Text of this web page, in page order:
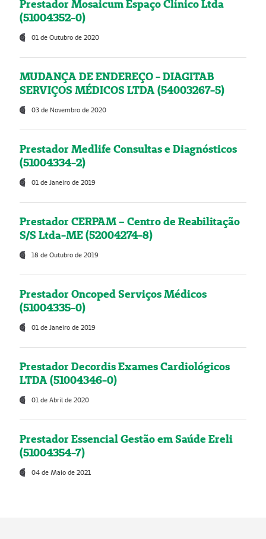
Prestador Mosaicum Espaço Clínico Ltda
(51004352-0)
01 de Outubro de 2020
MUDANÇA DE ENDEREÇO - DIAGITAB
SERVIÇOS MÉDICOS LTDA (54003267-5)
03 de Novembro de 2020
Prestador Medlife Consultas e Diagnósticos
(51004334-2)
01 de Janeiro de 2019
Prestador CERPAM – Centro de Reabilitação
S/S Ltda-ME (52004274-8)
18 de Outubro de 2019
Prestador Oncoped Serviços Médicos
(51004335-0)
01 de Janeiro de 2019
Prestador Decordis Exames Cardiológicos
LTDA (51004346-0)
01 de Abril de 2020
Prestador Essencial Gestão em Saúde Ereli
(51004354-7)
04 de Maio de 2021